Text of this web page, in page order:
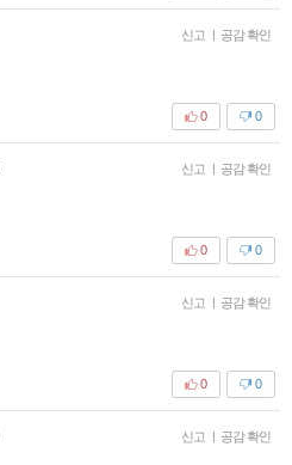
신고 | 공감 확인
0
0
신고 | 공감 확인
0
0
신고 | 공감 확인
0
0
신고 | 공감 확인